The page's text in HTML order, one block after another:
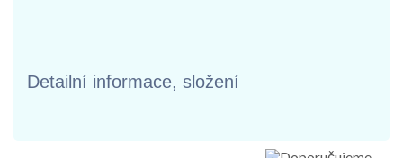
Detailní informace, složení